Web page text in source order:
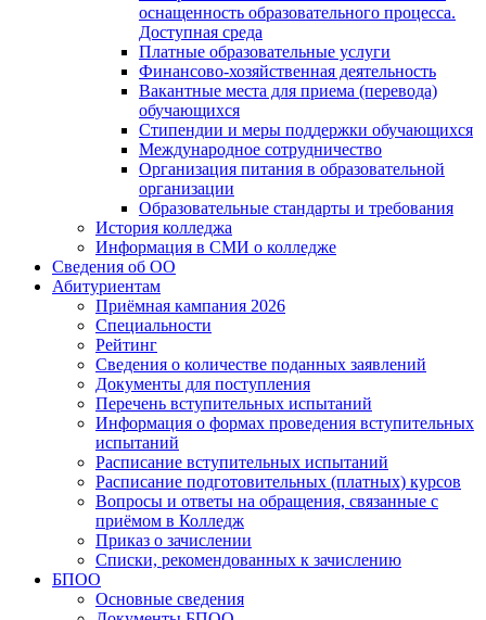
оснащенность образовательного процесса.
Доступная среда
Платные образовательные услуги
Финансово-хозяйственная деятельность
Вакантные места для приема (перевода)
обучающихся
Стипендии и меры поддержки обучающихся
Международное сотрудничество
Организация питания в образовательной
организации
Образовательные стандарты и требования
История колледжа
Информация в СМИ о колледже
Сведения об ОО
Абитуриентам
Приёмная кампания 2026
Специальности
Рейтинг
Сведения о количестве поданных заявлений
Документы для поступления
Перечень вступительных испытаний
Информация о формах проведения вступительных
испытаний
Расписание вступительных испытаний
Расписание подготовительных (платных) курсов
Вопросы и ответы на обращения, связанные с
приёмом в Колледж
Приказ о зачислении
Списки, рекомендованных к зачислению
БПОО
Основные сведения